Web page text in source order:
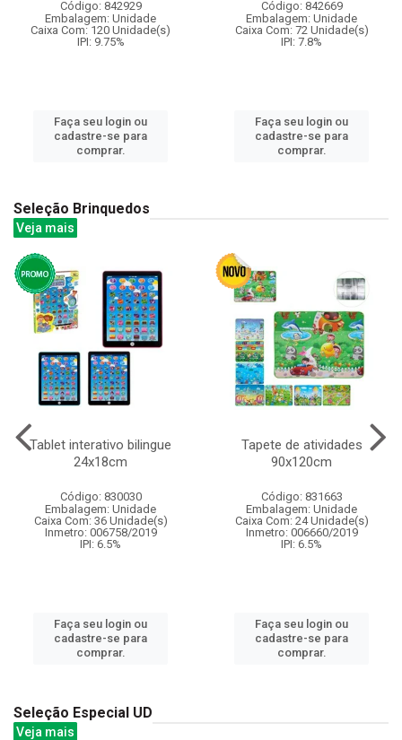
Código: 842929
Embalagem: Unidade
Caixa Com: 120 Unidade(s)
IPI: 9.75%
Faça seu login ou
cadastre-se para
comprar.
Código: 842669
Embalagem: Unidade
Caixa Com: 72 Unidade(s)
IPI: 7.8%
Faça seu login ou
cadastre-se para
comprar.
Seleção Brinquedos
Veja mais
Tablet interativo bilingue
24x18cm
Código: 830030
Embalagem: Unidade
Caixa Com: 36 Unidade(s)
Inmetro: 006758/2019
IPI: 6.5%
Faça seu login ou
cadastre-se para
comprar.
Tapete de atividades
90x120cm
Código: 831663
Embalagem: Unidade
Caixa Com: 24 Unidade(s)
Inmetro: 006660/2019
IPI: 6.5%
Faça seu login ou
cadastre-se para
comprar.
Seleção Especial UD
Veja mais